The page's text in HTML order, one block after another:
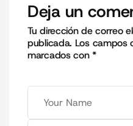
Deja un
Tu dirección de correo
publicada. Los campos
marcados con*